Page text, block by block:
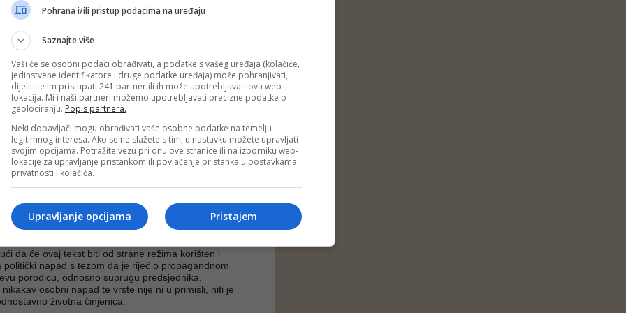
jače probija upravo oligarhijska raskoš.
nego samo oligarhije, konstatirala je i bivša
Mihajlović, prigovarajući prvoj dami "gde tačno živite Vi" i
Antoanetom, koja posjećuje modne revije i bira
umjesto da se angažira protiv zagađenja prirode i
građanska desnica da prigovori da je kojim slučajem
primjeti da u danima dok se Aleksandar viđa sa svojim
u Parizu, a Tamara bira mirisnu notu za srpski
najstarije francuske tvornice (koliko li to samo košta) baš
se na inicijativu francuskih diplomata nadgrobna
iz Prvog svjetskog rata u Prištini, da ne remeti
primirja.
Aleksandar i Tamara u Parizu dakle, ili na Vinskoj viziji,
jedino goli život, i eto tu nadgrobnu ploču, toliko je
par stigao da im osigura političkih prava.
da će ovaj tekst biti od strane režima korišten i
politički napad s tezom da je riječ o propagandnom
porodicu, odnosno suprugu predsjednika,
osobni napad te vrste nije ni u primisli, niti je
životna činjenica.
Pohrana i/ili pristup podacima na uređaju
Saznajte više
Vaši će se osobni podaci obrađivati, a podatke s vašeg uređaja (kolačiće,
jedinstvene identifikatore i druge podatke uređaja) može pohranjivati,
dijeliti te im pristupati 241 partner ili ih može upotrebljavati ova web-
lokacija. Mi i naši partneri možemo upotrebljavati precizne podatke o
geolociranju. Popis partnera.
Neki dobavljači mogu obrađivati vaše osobne podatke na temelju
legitimnog interesa. Ako se ne slažete s tim, u nastavku možete upravljati
svojim opcijama. Potražite vezu pri dnu ove stranice ili na izborniku web-
lokacije za upravljanje pristankom ili povlačenje pristanka u postavkama
privatnosti i kolačića.
Pristajem
Upravljanje opcijama